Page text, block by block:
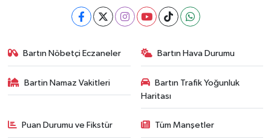
Bartın Nöbetçi Eczaneler Bartın Hava Durumu
Bartin Namaz Vakitleri
Bartın Trafik Yoğunluk
Haritası
Puan Durumu ve Fikstür Tüm Manşetler